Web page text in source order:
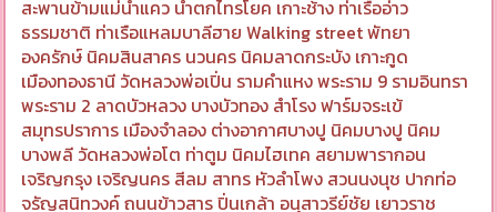
สะพานข้ามแม่น้ำแคว น้ำตกไทรโยค เกาะช้าง ท่าเรืออ่าว
ธรรมชาติ ท่าเรือแหลมบาลีฮาย Walking street พัทยา
องครักษ์ นิคมสินสาคร นวนคร นิคมลาดกระบัง เกาะกูด
เมืองทองธานี วัดหลวงพ่อเปิ่น รามคำแหง พระราม 9 รามอินทรา
พระราม 2 ลาดบัวหลวง บางบัวทอง สำโรง ฟาร์มจระเข้
สมุทรปราการ เมืองจำลอง ต่างอากาศบางปู นิคมบางปู นิคม
บางพลี วัดหลวงพ่อโต ท่าตูม นิคมไฮเทค สยามพารากอน
เจริญกรุง เจริญนคร สีลม สาทร หัวลำโพง สวนนงนุช ปากท่อ
จรัญสนิทวงค์ ถนนข้าวสาร ปิ่นเกล้า อนุสาวรีย์ชัย เยาวราช